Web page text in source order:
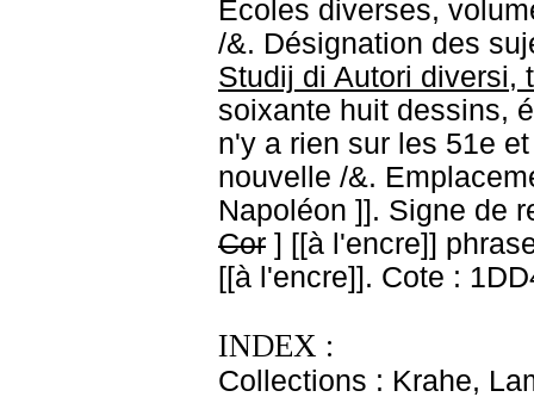
Ecoles diverses,
/&. Désignation des
Studij di Autori diversi,
soixante huit dessins,
n'y a rien sur les 51e
nouvelle /&.
Napoléon ]]. Signe de
Cor ] [[à l'encre]]
[[à l'encre]]. Cote :
INDEX :
Collections : Krahe,